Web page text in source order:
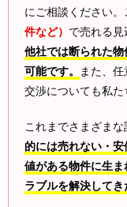
にご相談ください。
件など） で売れる見
他社では断られた
可能です。
また、
交渉についても私た
これまでさまざまな
的には売れない・
値がある物件に生
ラブルを解決してき